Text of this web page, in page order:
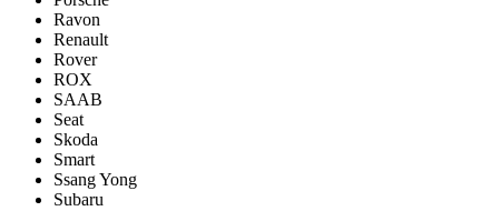
Ravon
Renault
Rover
ROX
SAAB
Seat
Skoda
Smart
Ssang Yong
Subaru